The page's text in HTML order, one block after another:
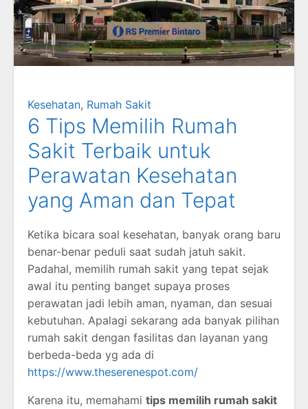
Kesehatan, Rumah Sakit
6 Tips Memilih Rumah
Sakit Terbaik untuk
Perawatan Kesehatan
yang Aman dan Tepat
Ketika bicara soal kesehatan, banyak orang baru
benar-benar peduli saat sudah jatuh sakit.
Padahal, memilih rumah sakit yang tepat sejak
awal itu penting banget supaya proses
perawatan jadi lebih aman, nyaman, dan sesuai
kebutuhan. Apalagi sekarang ada banyak pilihan
rumah sakit dengan fasilitas dan layanan yang
berbeda-beda yg ada di
https://www.theserenespot.com/
Karena itu, memahami tips memilih rumah sakit